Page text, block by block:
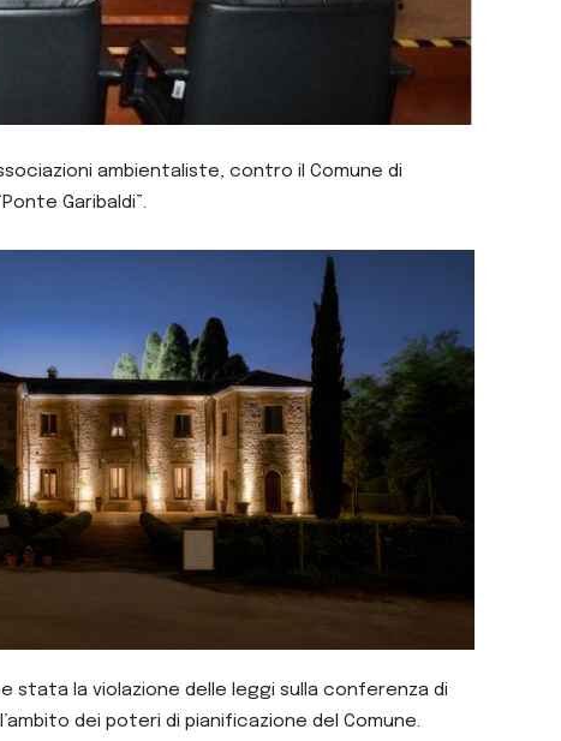
ambientaliste, contro il Comune di
Garibaldi”.
stata la violazione delle leggi sulla conferenza di
dei poteri di pianificazione del Comune.